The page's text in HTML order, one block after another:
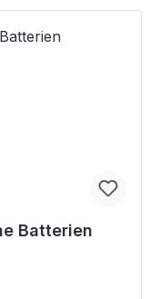
Batterien